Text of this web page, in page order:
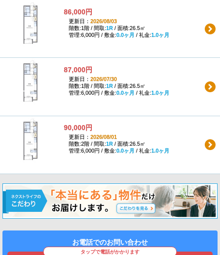
86,000円
更新日： 2026/08/03
階数:1階 / 間取:1R/ 面積:26.5㎡
管理:6,000円 / 敷金:0.0ヶ月 / 礼金:1.0ヶ月
87,000円
更新日： 2026/07/30
階数:1階 / 間取:1R/ 面積:26.5㎡
管理:6,000円 / 敷金:0.0ヶ月 / 礼金:1.0ヶ月
90,000円
更新日： 2026/08/01
階数:2階 / 間取:1R/ 面積:26.5㎡
管理:6,000円 / 敷金:0.0ヶ月 / 礼金:1.0ヶ月
お電話でのお問い合わせ
タップで電話がかかります